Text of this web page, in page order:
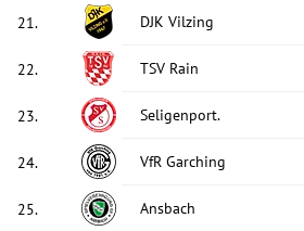
21. DJK Vilzing
22. TSV Rain
23. Seligenport.
24. VfR Garching
25. Ansbach